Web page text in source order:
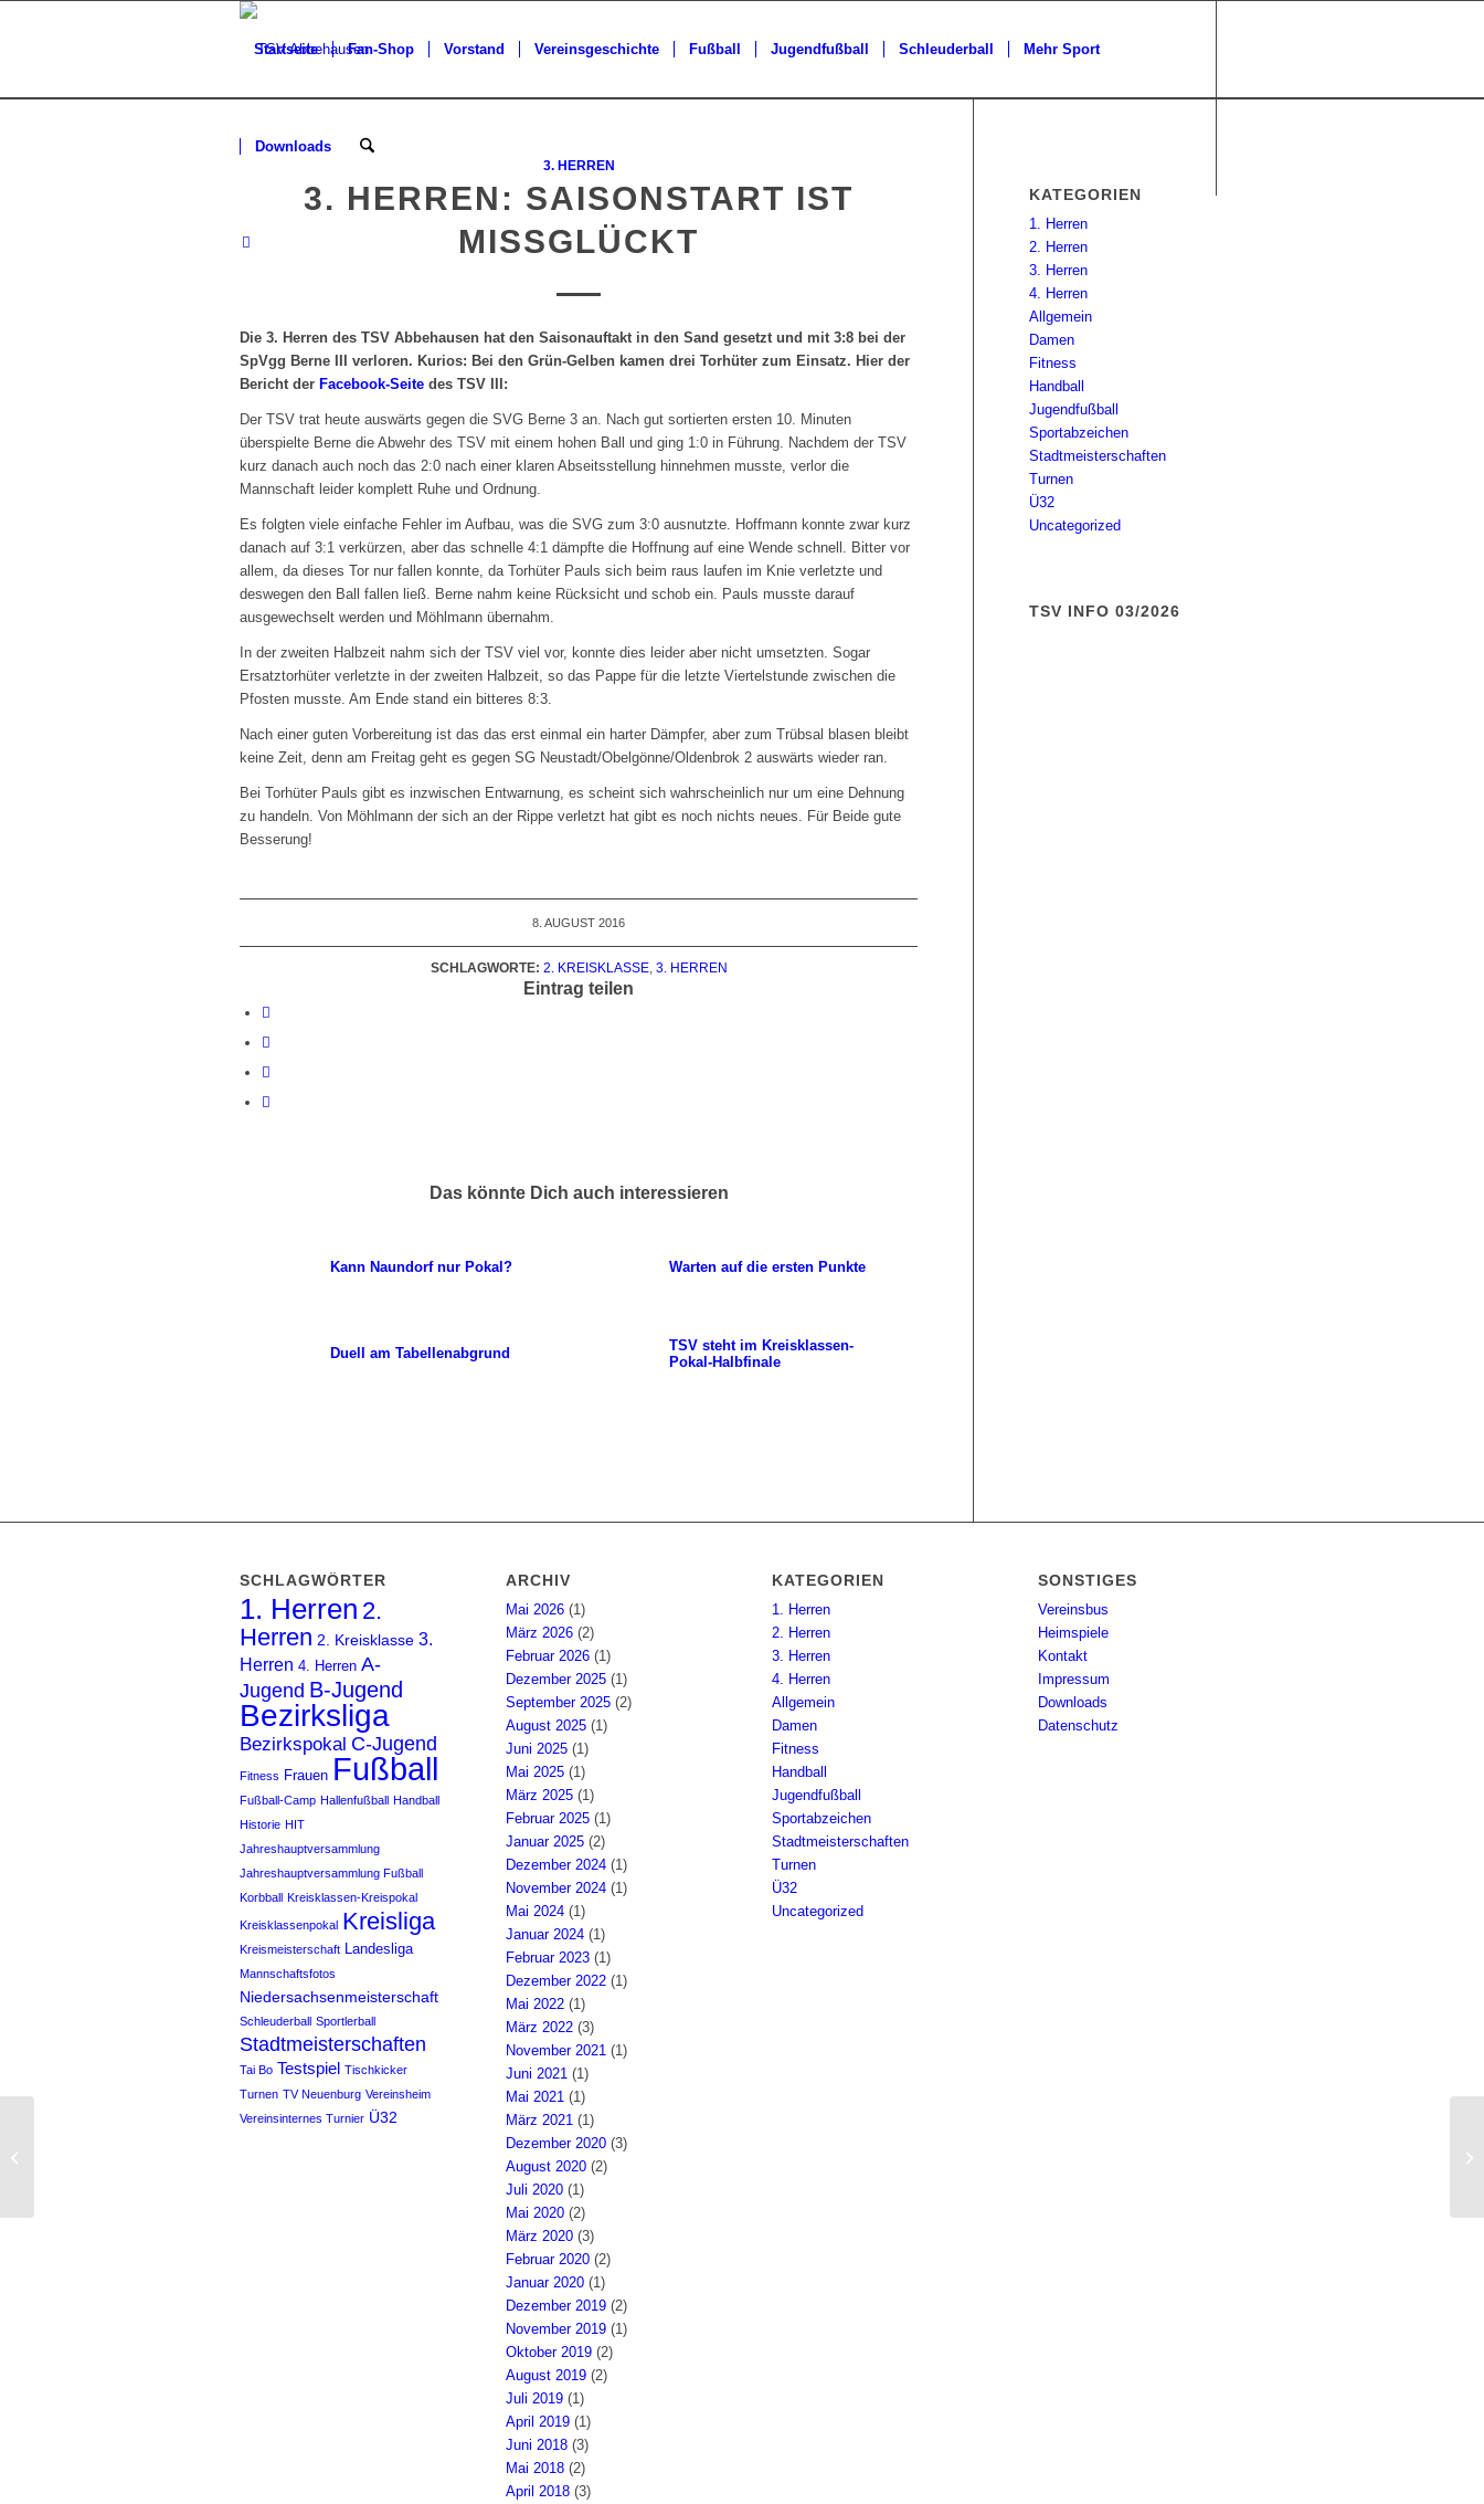
Startseite Fan-Shop Vorstand Vereinsgeschichte Fußball Jugendfußball Schleuderball Mehr Sport
Downloads
3. HERREN
3. HERREN: SAISONSTART IST
MISSGLÜCKT
Die 3. Herren des TSV Abbehausen hat den Saisonauftakt in den Sand gesetzt und mit 3:8 bei der
SpVgg Berne III verloren. Kurios: Bei den Grün-Gelben kamen drei Torhüter zum Einsatz. Hier der
Bericht der Facebook-Seite des TSV III:
Der TSV trat heute auswärts gegen die SVG Berne 3 an. Nach gut sortierten ersten 10. Minuten
überspielte Berne die Abwehr des TSV mit einem hohen Ball und ging 1:0 in Führung. Nachdem der TSV
kurz danach auch noch das 2:0 nach einer klaren Abseitsstellung hinnehmen musste, verlor die
Mannschaft leider komplett Ruhe und Ordnung.
Es folgten viele einfache Fehler im Aufbau, was die SVG zum 3:0 ausnutzte. Hoffmann konnte zwar kurz
danach auf 3:1 verkürzen, aber das schnelle 4:1 dämpfte die Hoffnung auf eine Wende schnell. Bitter vor
allem, da dieses Tor nur fallen konnte, da Torhüter Pauls sich beim raus laufen im Knie verletzte und
deswegen den Ball fallen ließ. Berne nahm keine Rücksicht und schob ein. Pauls musste darauf
ausgewechselt werden und Möhlmann übernahm.
In der zweiten Halbzeit nahm sich der TSV viel vor, konnte dies leider aber nicht umsetzten. Sogar
Ersatztorhüter verletzte in der zweiten Halbzeit, so das Pappe für die letzte Viertelstunde zwischen die
Pfosten musste. Am Ende stand ein bitteres 8:3.
Nach einer guten Vorbereitung ist das das erst einmal ein harter Dämpfer, aber zum Trübsal blasen bleibt
keine Zeit, denn am Freitag geht es gegen SG Neustadt/Obelgönne/Oldenbrok 2 auswärts wieder ran.
Bei Torhüter Pauls gibt es inzwischen Entwarnung, es scheint sich wahrscheinlich nur um eine Dehnung
zu handeln. Von Möhlmann der sich an der Rippe verletzt hat gibt es noch nichts neues. Für Beide gute
Besserung!
8. AUGUST 2016
SCHLAGWORTE: 2. KREISKLASSE, 3. HERREN
Eintrag teilen
Das könnte Dich auch interessieren
Kann Naundorf nur Pokal? Warten auf die ersten Punkte
Duell am Tabellenabgrund
TSV steht im Kreisklassen-
Pokal-Halbfinale
KATEGORIEN
1. Herren
2. Herren
3. Herren
4. Herren
Allgemein
Damen
Fitness
Handball
Jugendfußball
Sportabzeichen
Stadtmeisterschaften
Turnen
Ü32
Uncategorized
TSV INFO 03/2026
SCHLAGWÖRTER
1. Herren 2.
Herren 2. Kreisklasse 3.
Herren 4. Herren A-
Jugend B-Jugend
Bezirksliga
Bezirkspokal C-Jugend
Fitness Frauen Fußball
Fußball-Camp Hallenfußball
Handball
Historie HIT
Jahreshauptversammlung
Jahreshauptversammlung Fußball
Korbball
Kreisklassen-Kreispokal
Kreisklassenpokal Kreisliga
Kreismeisterschaft Landesliga
Mannschaftsfotos
Niedersachsenmeisterschaft
Schleuderball Sportlerball
Stadtmeisterschaften
Tai Bo Testspiel Tischkicker
Turnen TV Neuenburg Vereinsheim
Vereinsinternes Turnier Ü32
ARCHIV
Mai 2026 (1)
März 2026 (2)
Februar 2026 (1)
Dezember 2025 (1)
September 2025 (2)
August 2025 (1)
Juni 2025 (1)
Mai 2025 (1)
März 2025 (1)
Februar 2025 (1)
Januar 2025 (2)
Dezember 2024 (1)
November 2024 (1)
Mai 2024 (1)
Januar 2024 (1)
Februar 2023 (1)
Dezember 2022 (1)
Mai 2022 (1)
März 2022 (3)
November 2021 (1)
Juni 2021 (1)
Mai 2021 (1)
März 2021 (1)
Dezember 2020 (3)
August 2020 (2)
Juli 2020 (1)
Mai 2020 (2)
März 2020 (3)
Februar 2020 (2)
Januar 2020 (1)
Dezember 2019 (2)
November 2019 (1)
Oktober 2019 (2)
August 2019 (2)
Juli 2019 (1)
April 2019 (1)
Juni 2018 (3)
Mai 2018 (2)
April 2018 (3)
KATEGORIEN
1. Herren
2. Herren
3. Herren
4. Herren
Allgemein
Damen
Fitness
Handball
Jugendfußball
Sportabzeichen
Stadtmeisterschaften
Turnen
Ü32
Uncategorized
SONSTIGES
Vereinsbus
Heimspiele
Kontakt
Impressum
Downloads
Datenschutz